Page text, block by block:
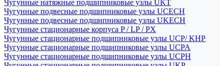
Чугунные натяжные подшипниковые узлы UKT
Чугунные подвесные подшипниковые узлы UCECH
Чугунные подвесные подшипниковые узлы UKECH
Чугунные стационарные корпуса P / LP / PX
Чугунные стационарные подшипниковые узлы UCP/ KHP
Чугунные стационарные подшипниковые узлы UCPA
Чугунные стационарные подшипниковые узлы UCPH